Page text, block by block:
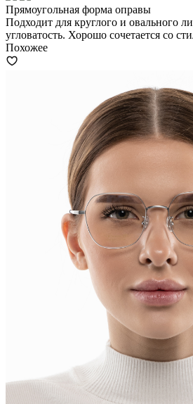
Прямоугольная форма оправы
Подходит для круглого и овального
угловатость. Хорошо сочетается со
Похожее